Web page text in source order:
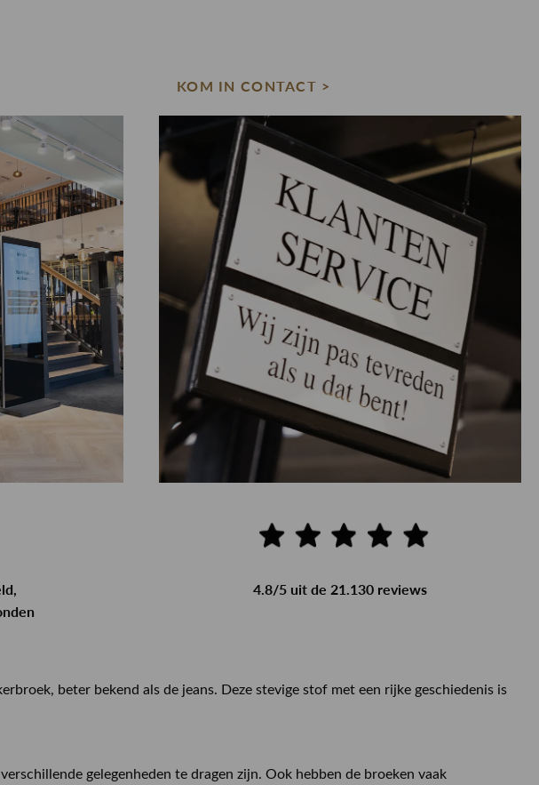
KOM IN CONTACT >
4.8/5 uit de 21.130 reviews
beter bekend als de jeans. Deze stevige stof met een rijke geschiedenis is
gelegenheden te dragen zijn. Ook hebben de broeken vaak